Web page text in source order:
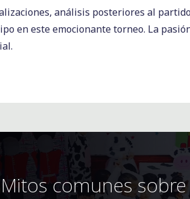
análisis posteriores al
en este emocionante torneo. La
Mitos comunes